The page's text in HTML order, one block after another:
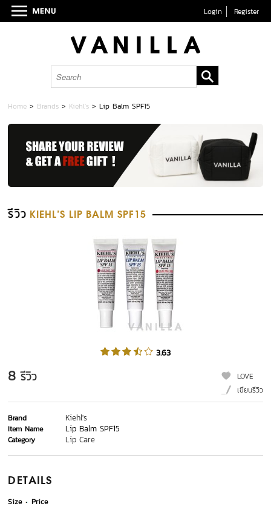
Login Register
Home > Brands > Kiehl's >Lip Balm SPF15
รีวิว KIEHL'S LIP BALM SPF15
3.63
8 รีวิว
LOVE
เขียนรีวิว
Brand Kiehl's
Item Name Lip Balm SPF15
Category Lip Care
DETAILS
Size
Price